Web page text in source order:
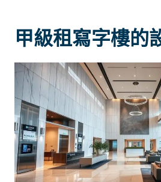
甲級租寫字樓的